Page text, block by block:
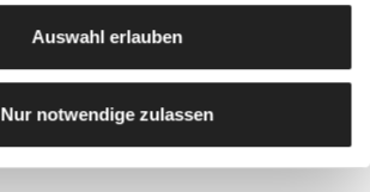
Auswahl erlauben
Nur notwendige zulassen